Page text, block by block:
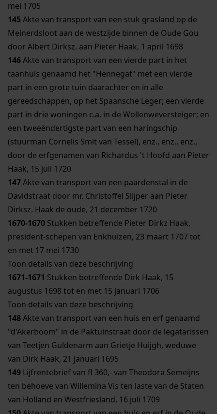
mei 1705
145Akte van transport van een stuk grasland op de
Meinerdsloot aan de westzijde binnen de Oude Gou
door Albert Dirksz. aan Pieter Haak, 1 april 1698
146Akte van transport van een vierde part in het
taanhuis genaamd het "Hennegat" met een vierde
part in een grote tuin daarachter en in alle
gereedschappen, op het Spaansche Leger; een vierde
part in drie woningen c.a. in de Wollenweversteiger; en
een tweeëndertigste part van een haringschip
(stuurman Cornelis Smit van Tessel), enz., enz., enz.,
door de erfgenamen van Richardus 't Hoofd aan Pieter
Haak, 15 juli 1720
147Akte van transport van een paardenstal in de
Davidstraat door mr. Christoffel Slijper aan Pieter
Dirksz. Haak de oude, 21 december 1720
1670-1670 Stukken betreffende Pieter Dirkz Haak,
president-schepen van Enkhuizen, 23 maart 1707 tot
en met 17 mei 1730
Toon details van deze beschrijving
1671-1671 Stukken betreffende Dirk Haak, 15
augustus 1698 tot en met 15 januari 1706
Toon details van deze beschrijving
148Akte van transport van een huis en erf genaamd
"d'Akerboom" in de Paktuinstraat door de legatarissen
van Teetjen Guldenarm aan Grietje Huijgh, weduwe
van Dirk Haak, 21 januari 1695
149 Lijfrentebrief van fl 360,- van Theodora Semeijns
ten behoeve van Willemina Vis ten laste van de Staten
van Holland en Westfriesland, 16 juli 1709